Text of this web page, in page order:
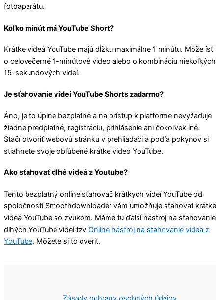
fotoaparátu.
Koľko minút má YouTube Short?
Krátke videá YouTube majú dĺžku maximálne 1 minútu. Môže ísť
o celovečerné 1-minútové video alebo o kombináciu niekoľkých
15-sekundových videí.
Je sťahovanie videí YouTube Shorts zadarmo?
Áno, je to úplne bezplatné a na prístup k platforme nevyžaduje
žiadne predplatné, registráciu, prihlásenie ani čokoľvek iné.
Stačí otvoriť webovú stránku v prehliadači a podľa pokynov si
stiahnete svoje obľúbené krátke video YouTube.
Ako sťahovať dlhé videá z Youtube?
Tento bezplatný online sťahovač krátkych videí YouTube od
spoločnosti Smoothdownloader vám umožňuje sťahovať krátke
videá YouTube so zvukom. Máme tu ďalší nástroj na sťahovanie
dlhých YouTube videí tzv Online nástroj na sťahovanie videa z
YouTube. Môžete si to overiť.
Zásady ochrany osobných údajov